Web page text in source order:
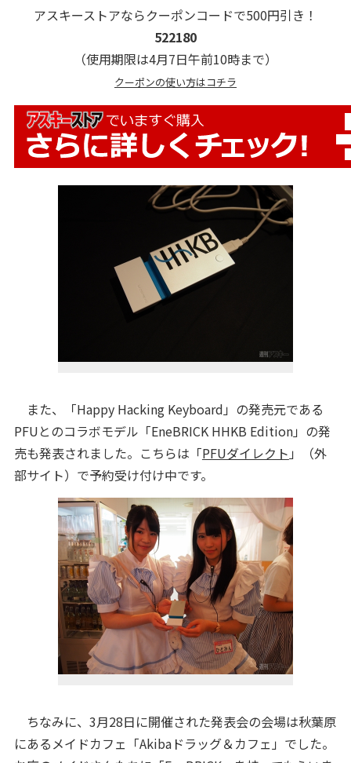
アスキーストアならクーポンコードで500円引き！
522180
（使用期限は4月7日午前10時まで）
クーポンの使い方はコチラ
また、「Happy Hacking Keyboard」の発売元である
PFUとのコラボモデル「EneBRICK HHKB Edition」の発
売も発表されました。こちらは「PFUダイレクト 」（外
部サイト）で予約受け付け中です。
ちなみに、3月28日に開催された発表会の会場は秋葉原
にあるメイドカフェ「Akibaドラッグ＆カフェ」でした。